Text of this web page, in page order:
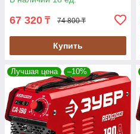
67 320 ₸ 74 800 ₸
Купить
Лучшая цена –10%